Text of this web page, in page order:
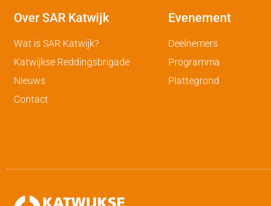
Over SAR Katwijk
Wat is SAR Katwijk?
Katwijkse Reddingsbrigade
Nieuws
Contact
Evenement
Deelnemers
Programma
Plattegrond